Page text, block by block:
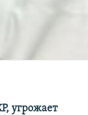
угрожает